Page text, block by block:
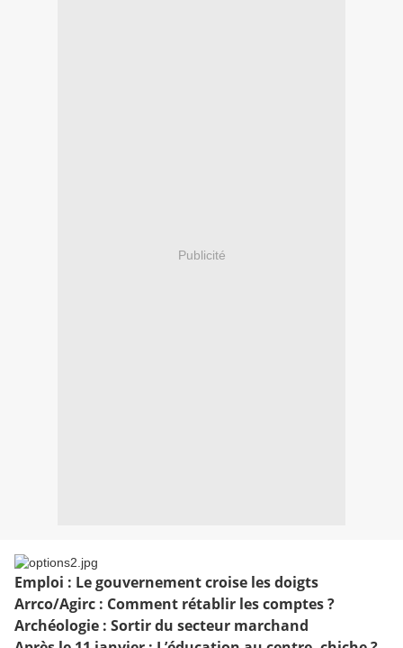
Publicité
Emploi : Le gouvernement croise les doigts
Arrco/Agirc : Comment rétablir les comptes ?
Archéologie : Sortir du secteur marchand